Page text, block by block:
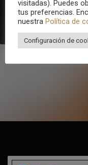
visitadas). Puedes
tus preferencias.
nuestra Política de
Configuración de